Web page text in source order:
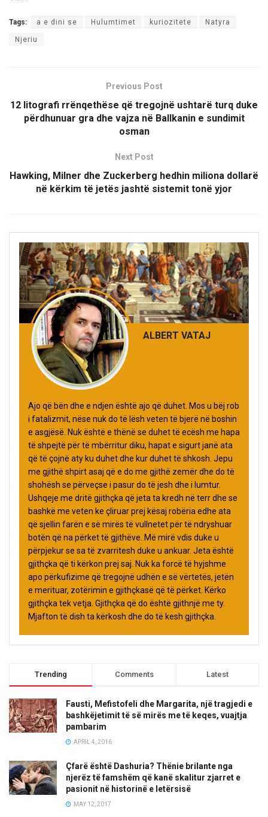
Tags: a e dini se Hulumtimet kuriozitete Natyra
Njeriu
Previous Post
12 litografi rrënqethëse që tregojnë ushtarë turq duke
përdhunuar gra dhe vajza në Ballkanin e sundimit
osman
Next Post
Hawking, Milner dhe Zuckerberg hedhin miliona dollarë
në kërkim të jetës jashtë sistemit tonë yjor
ALBERT VATAJ
Ajo që bën dhe e ndjen është ajo që duhet. Mos u bëj rob
i fatalizmit, nëse nuk do të lësh veten të bjerë në boshin
e asgjësë. Nuk është e thënë se duhet të ecësh me hapa
të shpejtë për të mbërritur diku, hapat e sigurt janë ata
që të çojnë aty ku duhet dhe kur duhet të shkosh. Jepu
me gjithë shpirt asaj që e do me gjithë zemër dhe do të
shohësh se përveçse i pasur do të jesh dhe i lumtur.
Ushqeje me dritë gjithçka që jeta ta kredh në terr dhe se
bashkë me veten ke çliruar prej kësaj robëria edhe ata
që sjellin farën e së mirës të vullnetet për të ndryshuar
botën që na përket të gjithëve. Më mirë vdis duke u
përpjekur se sa të zvarritesh duke u ankuar. Jeta është
gjithçka që ti kërkon prej saj. Nuk ka forcë të hyjshme
apo përkufizime që tregojnë udhën e së vërtetës, jetën
e merituar, zotërimin e gjithçkasë që të përket. Kërko
gjithçka tek vetja. Gjithçka që do është gjithnjë me ty.
Mjafton të dish ta kërkosh dhe do të kesh gjithçka.
Trending Comments Latest
Fausti, Mefistofeli dhe Margarita, një tragjedi e
bashkëjetimit të së mirës me të keqes, vuajtja
pambarim
APRIL 4, 2016
Çfarë është Dashuria? Thënie brilante nga
njerëz të famshëm që kanë skalitur zjarret e
pasionit në historinë e letërsisë
MAY 12, 2017